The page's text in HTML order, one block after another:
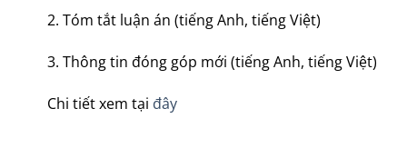
2. Tóm tắt luận án (tiếng Anh, tiếng Việt)
3. Thông tin đóng góp mới (tiếng Anh, tiếng Việt)
Chi tiết xem tại đây